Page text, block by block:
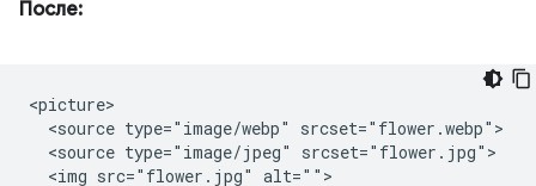
После:
<picture>
  <source type="image/webp" srcset="flower.webp">
  <source type="image/jpeg" srcset="flower.jpg">
  <img src="flower.jpg" alt="">